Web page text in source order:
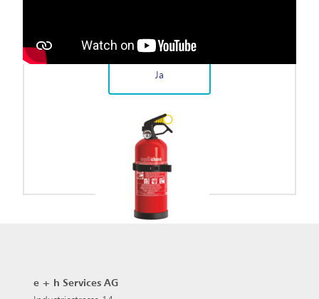
Inhalte laden?
Ja
e + h Services AG